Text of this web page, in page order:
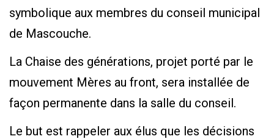
symbolique aux membres du conseil municipal
de Mascouche.
La Chaise des générations, projet porté par le
mouvement Mères au front, sera installée de
façon permanente dans la salle du conseil.
Le but est rappeler aux élus que les décisions